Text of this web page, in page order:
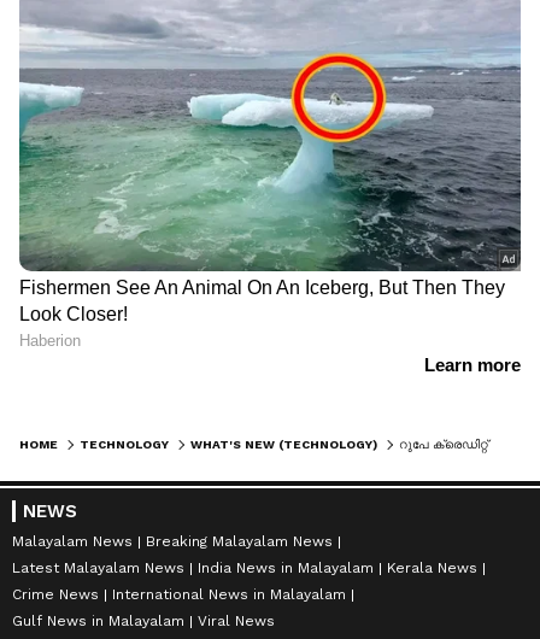
HOME TECHNOLOGY WHAT'S NEW (TECHNOLOGY)
NEWS
Malayalam News
Breaking Malayalam News
Latest Malayalam News
India News in Malayalam
Kerala News
Crime News
International News in Malayalam
Gulf News in Malayalam
Viral News